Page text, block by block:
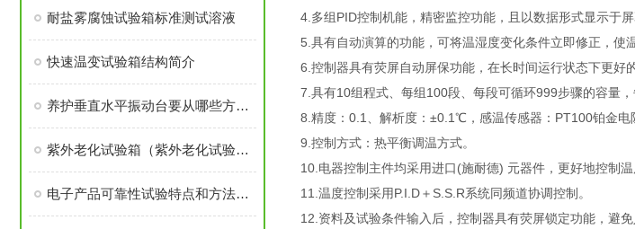
耐盐雾腐蚀试验箱标准测试溶液
快速温变试验箱结构简介
养护垂直水平振动台要从哪些方面开始
紫外老化试验箱（紫外老化试验机）知识大全
电子产品可靠性试验特点和方法及介绍
4.多组PID控制机能，精密监控功能，且以数据形式显示于屏
5.具有自动演算的功能，可将温湿度变化条件立即修正，使
6.控制器具有荧屏自动屏保功能，在长时间运行状态下更好
7.具有10组程式、每组100段、每段可循环999步骤的容量
8.精度：0.1、解析度：±0.1℃，感温传感器：PT100铂金电
9.控制方式：热平衡调温方式。
10.电器控制主件均采用进口(施耐德) 元器件，更好地控制温
11.温度控制采用P.I.D＋S.S.R系统同频道协调控制。
12.资料及试验条件输入后，控制器具有荧屏锁定功能，避免